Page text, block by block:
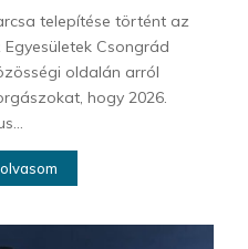
telepítése történt az
Csongrád
oldalán arról
hogy 2026.